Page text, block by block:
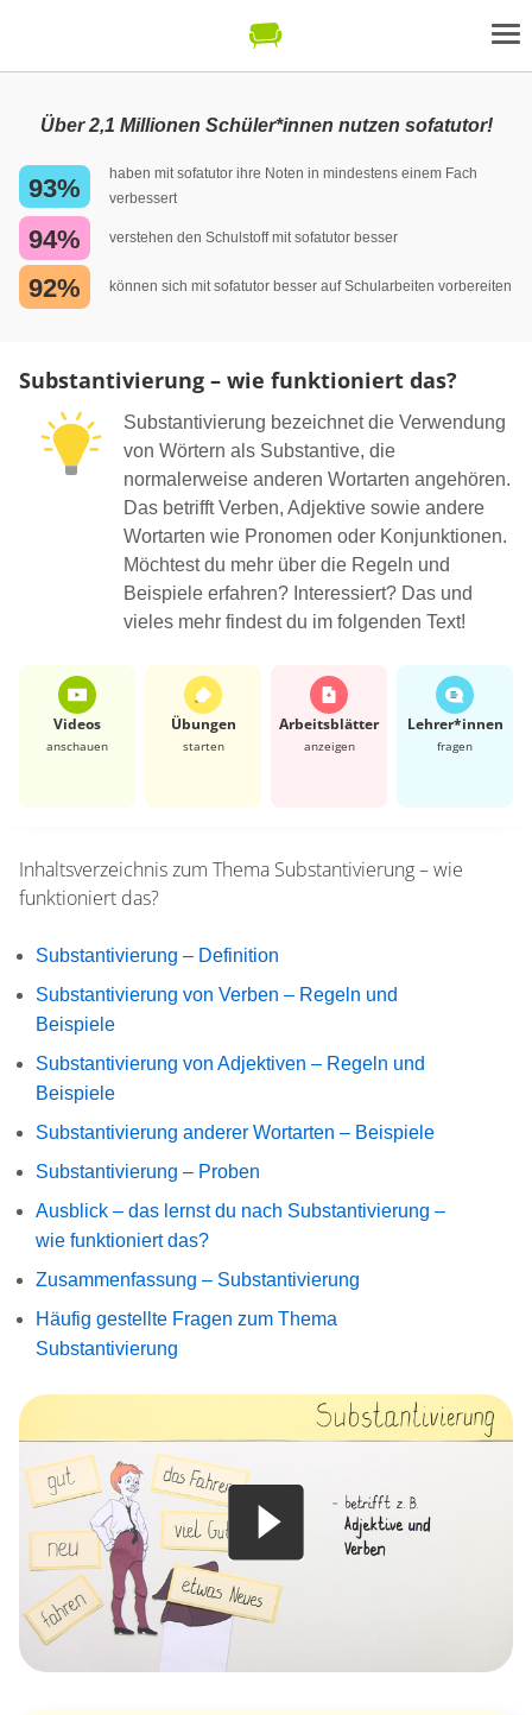
Über 2,1 Millionen Schüler*innen nutzen sofatutor!
93%
haben mit sofatutor ihre Noten in mindestens einem Fach
verbessert
94% verstehen den Schulstoff mit sofatutor besser
92% können sich mit sofatutor besser auf Schularbeiten vorbereiten
Substantivierung – wie funktioniert das?
Substantivierung bezeichnet die Verwendung
von Wörtern als Substantive, die
normalerweise anderen Wortarten angehören.
Das betrifft Verben, Adjektive sowie andere
Wortarten wie Pronomen oder Konjunktionen.
Möchtest du mehr über die Regeln und
Beispiele erfahren? Interessiert? Das und
vieles mehr findest du im folgenden Text!
Videos
anschauen
Übungen
starten
Arbeits­blätter
anzeigen
Lehrer*​innen
fragen
Inhaltsverzeichnis zum Thema Substantivierung – wie
funktioniert das?
Substantivierung – Definition
Substantivierung von Verben – Regeln und
Beispiele
Substantivierung von Adjektiven – Regeln und
Beispiele
Substantivierung anderer Wortarten – Beispiele
Substantivierung – Proben
Ausblick – das lernst du nach Substantivierung –
wie funktioniert das?
Zusammenfassung – Substantivierung
Häufig gestellte Fragen zum Thema
Substantivierung